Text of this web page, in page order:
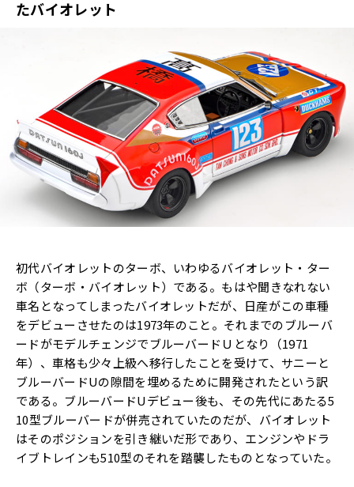
たバイオレット
初代バイオレットのターボ、いわゆるバイオレット・ター
ボ（ターボ・バイオレット）である。もはや聞きなれない
車名となってしまったバイオレットだが、日産がこの車種
をデビューさせたのは1973年のこと。それまでのブルーバ
ードがモデルチェンジでブルーバードＵとなり（1971
年）、車格も少々上級へ移行したことを受けて、サニーと
ブルーバードUの隙間を埋めるために開発されたという訳
である。ブルーバードUデビュー後も、その先代にあたる5
10型ブルーバードが併売されていたのだが、バイオレット
はそのポジションを引き継いだ形であり、エンジンやドラ
イブトレインも510型のそれを踏襲したものとなっていた。